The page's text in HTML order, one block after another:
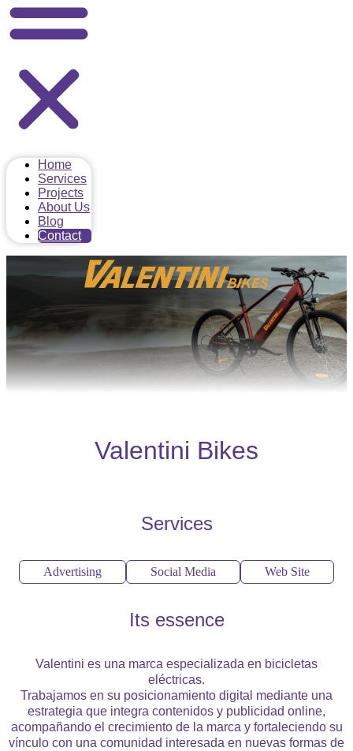
Home
Services
Projects
About Us
Blog
Contact
Valentini Bikes
Services
Advertising Social Media Web Site
Its essence
Valentini es una marca especializada en bicicletas
eléctricas.
Trabajamos en su posicionamiento digital mediante una
estrategia que integra contenidos y publicidad online,
acompañando el crecimiento de la marca y fortaleciendo su
vínculo con una comunidad interesada en nuevas formas de